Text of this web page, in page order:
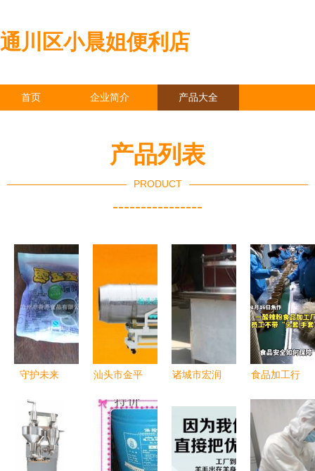
通川区小晨姐便利店
首页 企业简介 产品大全
产品列表
PRODUCT
----------------
守护未来
健康食品，
远离烟草危
害
汕头市金平
机械厂 为
烟草制品行
业提供专业
诸城市宏润
专业供应高
品质烟草制
食品加工行
员工违规操
作如何影响
食品安全